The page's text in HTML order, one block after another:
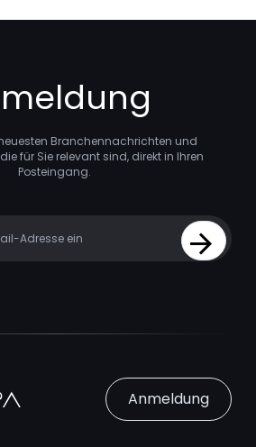
Branchennachrichten und
für Sie relevant sind, direkt in Ihren
Posteingang.
Sign Up
Anmeldung